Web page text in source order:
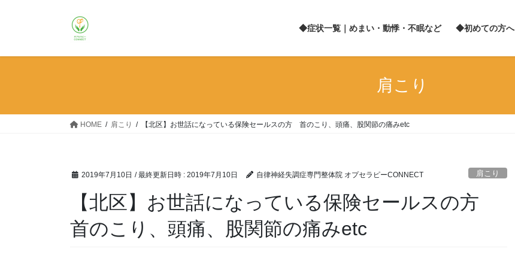
◆症状一覧｜めまい・動悸・不眠など ◆初めての方へ
肩こり
HOME 肩こり 【北区】お世話になっている保険セールスの方 首のこり、頭痛、股関節の痛みetc
2019年7月10日 / 最終更新日時 : 2019年7月10日 自律神経失調症専門整体院 オプセラピーCONNECT 肩こり
【北区】お世話になっている保険セールスの方
首のこり、頭痛、股関節の痛みetc